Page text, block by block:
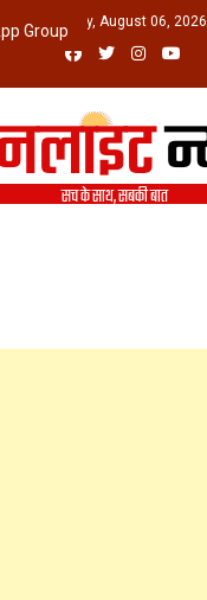
Thursday, August 06, 2026
Group